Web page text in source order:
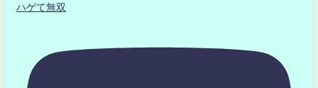
ハゲて無双